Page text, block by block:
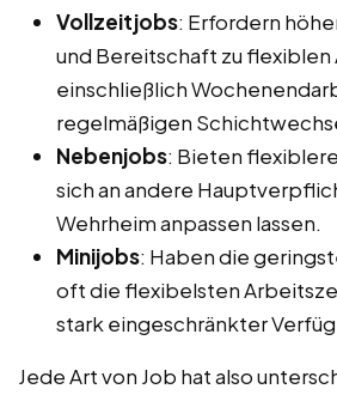
Vollzeitjobs: Erfordern
und Bereitschaft zu
einschließlich
regelmäßigen
Nebenjobs: Bieten
sich an andere
Wehrheim anpassen lassen.
Minijobs: Haben die
oft die flexibelsten
stark eingeschränkter
Jede Art von Job hat also